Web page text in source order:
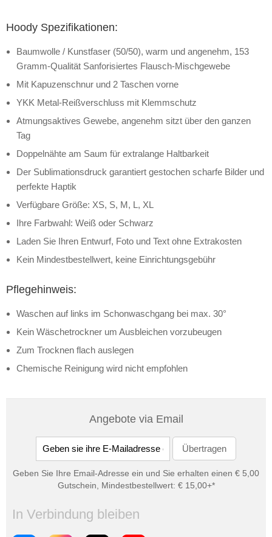
Hoody Spezifikationen:
Baumwolle / Kunstfaser (50/50), warm und angenehm, 153
Gramm-Qualität Sanforisiertes Flausch-Mischgewebe
Mit Kapuzenschnur und 2 Taschen vorne
YKK Metal-Reißverschluss mit Klemmschutz
Atmungsaktives Gewebe, angenehm sitzt über den ganzen
Tag
Doppelnähte am Saum für extralange Haltbarkeit
Der Sublimationsdruck garantiert gestochen scharfe Bilder und
perfekte Haptik
Verfügbare Größe: XS, S, M, L, XL
Ihre Farbwahl: Weiß oder Schwarz
Laden Sie Ihren Entwurf, Foto und Text ohne Extrakosten
Kein Mindestbestellwert, keine Einrichtungsgebühr
Pflegehinweis:
Waschen auf links im Schonwaschgang bei max. 30°
Kein Wäschetrockner um Ausbleichen vorzubeugen
Zum Trocknen flach auslegen
Chemische Reinigung wird nicht empfohlen
Angebote via Email
Geben Sie Ihre Email-Adresse ein und Sie erhalten einen € 5,00
Gutschein, Mindestbestellwert: € 15,00+*
In Verbindung bleiben